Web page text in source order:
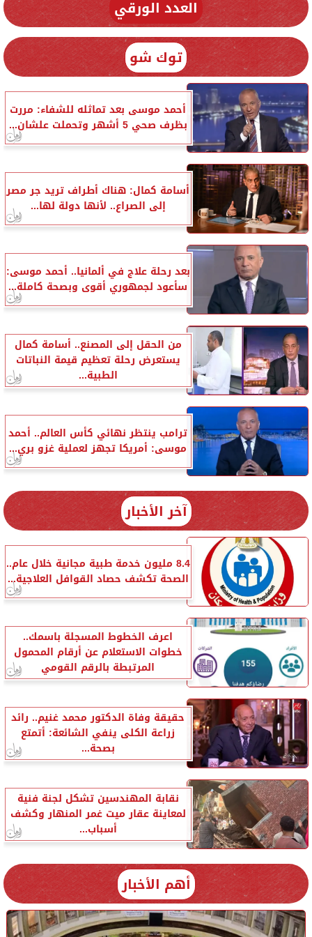
العدد الورقي
توك شو
أحمد موسى بعد تماثله للشفاء: مررت
بظرف صحي 5 أشهر وتحملت علشان...
أسامة كمال: هناك أطراف تريد جر مصر
إلى الصراع.. لأنها دولة لها...
بعد رحلة علاج في ألمانيا.. أحمد موسى:
سأعود لجمهوري أقوى وبصحة كاملة...
من الحقل إلى المصنع.. أسامة كمال
يستعرض رحلة تعظيم قيمة النباتات
الطبية...
ترامب ينتظر نهائي كأس العالم.. أحمد
موسى: أمريكا تجهز لعملية غزو بري...
آخر الأخبار
8.4 مليون خدمة طبية مجانية خلال عام..
الصحة تكشف حصاد القوافل العلاجية...
اعرف الخطوط المسجلة باسمك..
خطوات الاستعلام عن أرقام المحمول
المرتبطة بالرقم القومي
حقيقة وفاة الدكتور محمد غنيم.. رائد
زراعة الكلى ينفي الشائعة: أتمتع
بصحة...
نقابة المهندسين تشكل لجنة فنية
لمعاينة عقار ميت غمر المنهار وكشف
أسباب...
أهم الأخبار